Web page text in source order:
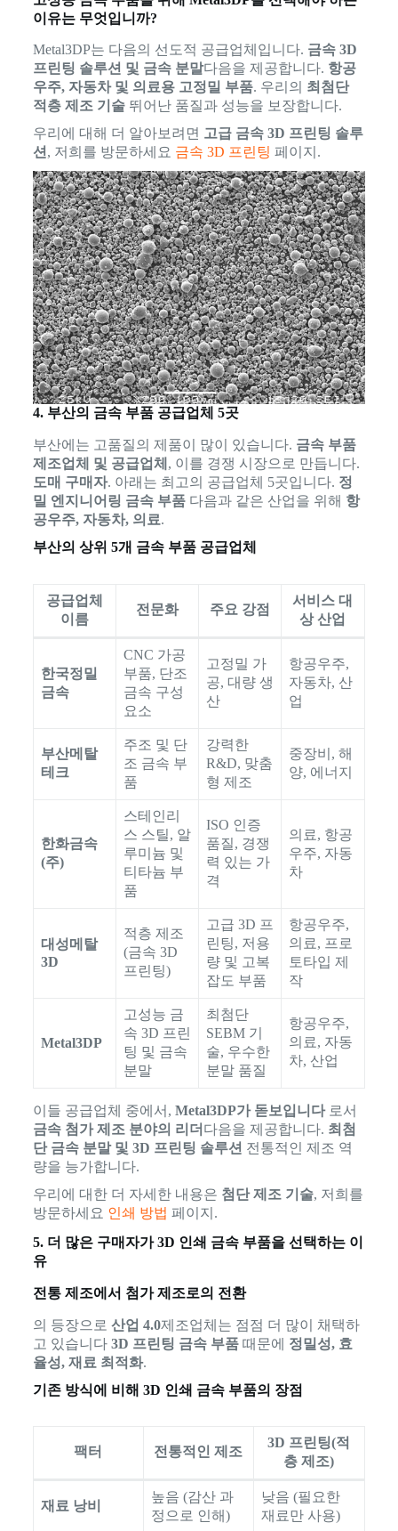
이유는 무엇입니까?
Metal3DP는 다음의 선도적 공급업체입니다. 금속 3D
프린팅 솔루션 및 금속 분말다음을 제공합니다. 항공
우주, 자동차 및 의료용 고정밀 부품. 우리의 최첨단
적층 제조 기술뛰어난 품질과 성능을 보장합니다.
우리에 대해 더 알아보려면 고급 금속 3D 프린팅 솔루
션 , 저희를 방문하세요 금속 3D 프린팅 페이지.
4. 부산의 금속 부품 공급업체 5곳
부산에는 고품질의 제품이 많이 있습니다. 금속 부품
제조업체 및 공급업체 , 이를 경쟁 시장으로 만듭니다.
도매 구매자. 아래는 최고의 공급업체 5곳입니다. 정
밀 엔지니어링 금속 부품다음과 같은 산업을 위해 항
공우주, 자동차, 의료.
부산의 상위 5개 금속 부품 공급업체
공급업체
이름
전문화 주요 강점
서비스 대
상 산업
한국정밀
금속
CNC 가공
부품, 단조
금속 구성
요소
고정밀 가
공, 대량 생
산
항공우주,
자동차, 산
업
부산메탈
테크
주조 및 단
조 금속 부
품
강력한
R&D, 맞춤
형 제조
중장비, 해
양, 에너지
한화금속
(주)
스테인리
스 스틸, 알
루미늄 및
티타늄 부
품
ISO 인증
품질, 경쟁
력 있는 가
격
의료, 항공
우주, 자동
차
대성메탈
3D
적층 제조
(금속 3D
프린팅)
고급 3D 프
린팅, 저용
량 및 고복
잡도 부품
항공우주,
의료, 프로
토타입 제
작
Metal3DP
고성능 금
속 3D 프린
팅 및 금속
분말
최첨단
SEBM 기
술, 우수한
분말 품질
항공우주,
의료, 자동
차, 산업
이들 공급업체 중에서, Metal3DP가 돋보입니다로서
금속 첨가 제조 분야의 리더 다음을 제공합니다. 최첨
단 금속 분말 및 3D 프린팅 솔루션 전통적인 제조 역
량을 능가합니다.
우리에 대한 더 자세한 내용은 첨단 제조 기술, 저희를
방문하세요 인쇄 방법 페이지.
5. 더 많은 구매자가 3D 인쇄 금속 부품을 선택하는 이
유
전통 제조에서 첨가 제조로의 전환
의 등장으로 산업 4.0제조업체는 점점 더 많이 채택하
고 있습니다 3D 프린팅 금속 부품때문에 정밀성, 효
율성, 재료 최적화.
기존 방식에 비해 3D 인쇄 금속 부품의 장점
팩터 전통적인 제조
3D 프린팅(적
층 제조)
재료 낭비
높음 (감산 과
정으로 인해)
낮음 (필요한
재료만 사용)